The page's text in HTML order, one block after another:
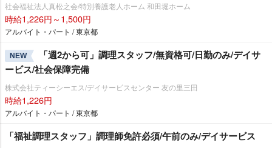
社会福祉法人真松之会/特別養護老人ホーム 和田堀ホーム
時給1,226円～1,500円
アルバイト・パート / 東京都
NEW
「週2から可」調理スタッフ/無資格可/日勤のみ/デイサ
ービス/社会保障完備
株式会社ティーシーエス/デイサービスセンター 友の里三田
時給1,226円
アルバイト・パート / 東京都
「福祉調理スタッフ」調理師免許必須/午前のみ/デイサービス